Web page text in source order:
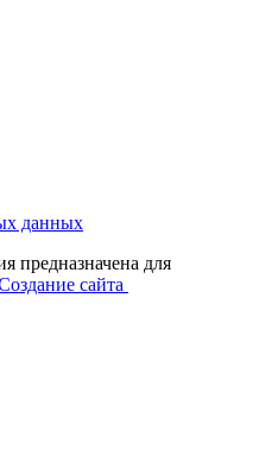
данных
предназначена для
сайта